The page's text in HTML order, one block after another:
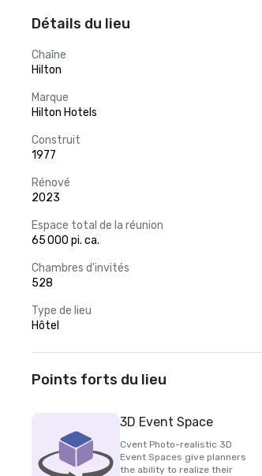
Détails du lieu
Chaîne
Hilton
Marque
Hilton Hotels
Construit
1977
Rénové
2023
Espace total de la réunion
65 000 pi. ca.
Chambres d'invités
528
Type de lieu
Hôtel
Points forts du lieu
3D Event Space
Cvent Photo-realistic 3D
Event Spaces give planners
the ability to realize their